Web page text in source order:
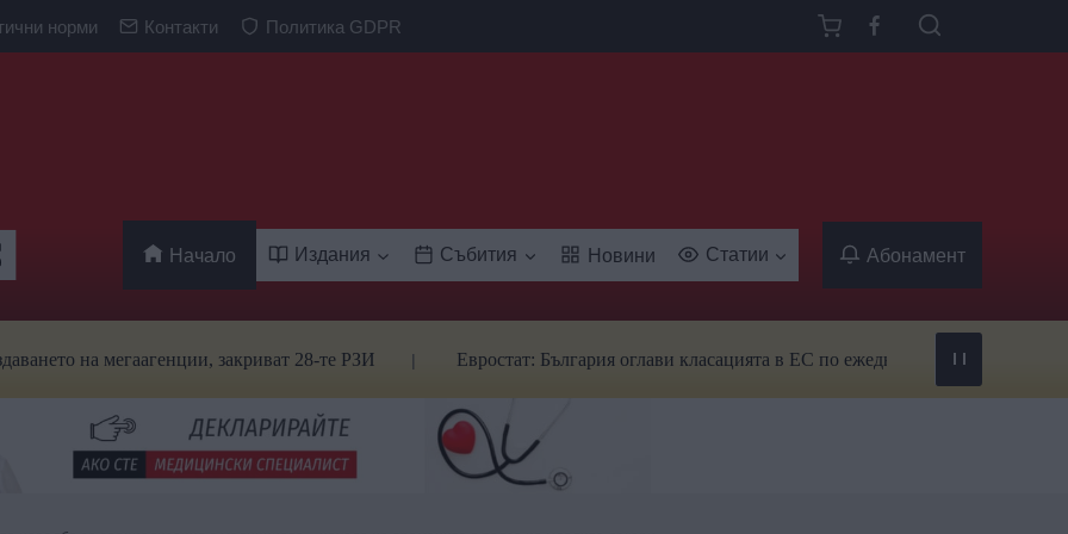
норми Контакти Политика GDPR
Начало Издания Събития Новини Статии Абонамент
на мегаагенции, закриват 28-те РЗИ Евростат: България оглави класацията в ЕС по ежедневна употреба на тютюн